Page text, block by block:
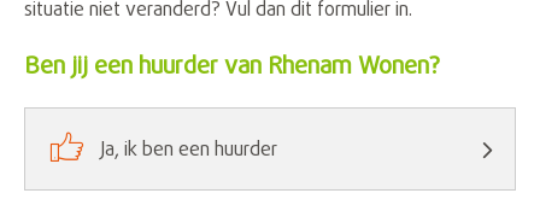
situatie niet veranderd? Vul dan dit formulier in.
Ben jij een huurder van Rhenam Wonen?
 Ja, ik ben een huurder